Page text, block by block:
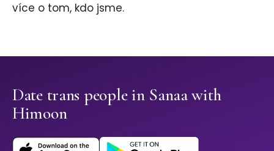
více o tom, kdo jsme.
Date trans people in Sanaa with
Himoon